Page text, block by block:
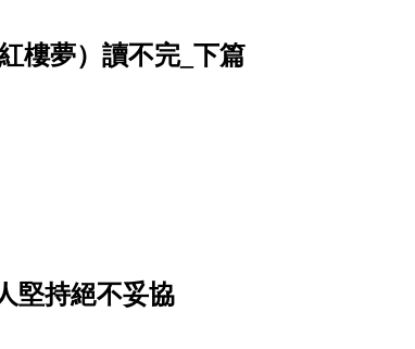
樓夢）讀不完_下篇
堅持絕不妥協